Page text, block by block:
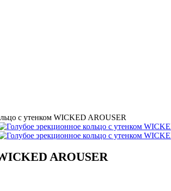
с утенком WICKED AROUSER
AROUSER